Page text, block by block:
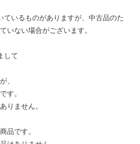
ているものがありますが、中古品のた
いない場合がございます。
して
、
す。
ません。
です。